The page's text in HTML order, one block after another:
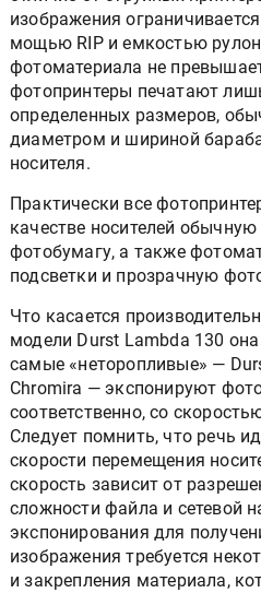
изображения
мощью RIP и емкостью
фотоматериала не
фотопринтеры печатают
определенных размеров,
диаметром и шириной
носителя.
Практически все
качестве носителей
фотобумагу, а также
подсветки и прозрачную
Что касается
модели Durst Lambda 130
самые «неторопливые» —
Chromira — экспонируют
соответственно, со
Следует помнить, что речь
скорости перемещения
скорость зависит от
сложности файла и сетевой
экспонирования для
изображения требуется
и закрепления материала,